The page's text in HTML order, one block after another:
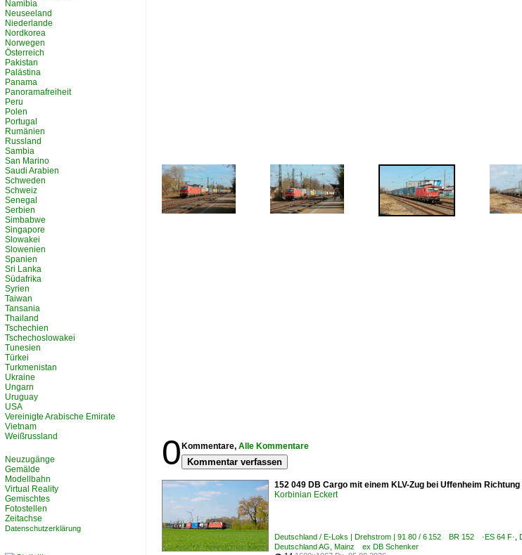
0 Kommentare, Alle Kommentare
Kommentar verfassen
152 049 DB Cargo mit einem KLV-Zug bei Uffenheim
Korbinian Eckert
Deutschland / E-Loks | Drehstrom | 91 80 / 6 152 BR 152 ·ES 64 F·
Deutschland AG, Mainz ex DB Schenker
Namibia
Neuseeland
Niederlande
Nordkorea
Norwegen
Österreich
Pakistan
Palästina
Panama
Panoramafreiheit
Peru
Polen
Portugal
Rumänien
Russland
Sambia
San Marino
Saudi Arabien
Schweden
Schweiz
Senegal
Serbien
Simbabwe
Singapore
Slowakei
Slowenien
Spanien
Sri Lanka
Südafrika
Syrien
Taiwan
Tansania
Thailand
Tschechien
Tschechoslowakei
Tunesien
Türkei
Turkmenistan
Ukraine
Ungarn
Uruguay
USA
Vereinigte Arabische Emirate
Vietnam
Weißrussland
Neuzugänge
Gemälde
Modellbahn
Virtual Reality
Gemischtes
Fotostellen
Zeitachse
Datenschutzerklärung